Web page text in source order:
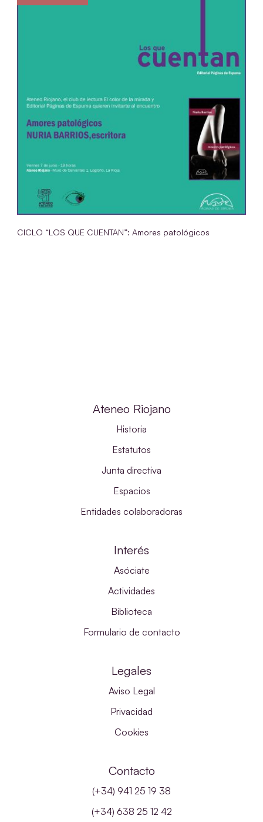
CICLO “LOS QUE CUENTAN”: Amores patológicos
Ateneo Riojano
Historia
Estatutos
Junta directiva
Espacios
Entidades colaboradoras
Interés
Asóciate
Actividades
Biblioteca
Formulario de contacto
Legales
Aviso Legal
Privacidad
Cookies
Contacto
(+34) 941 25 19 38
(+34) 638 25 12 42